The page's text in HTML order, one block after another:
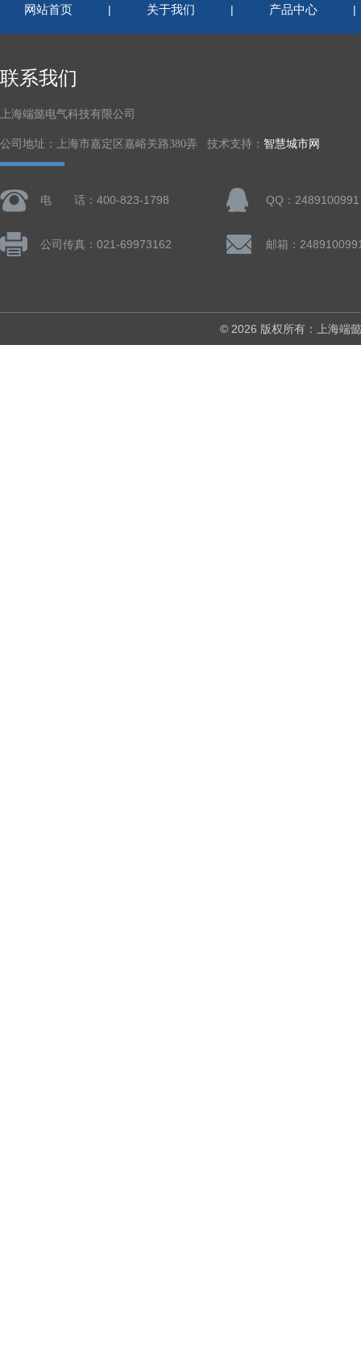
网站首页 | 关于我们 | 产品中心
联系我们
上海端懿电气科技有限公司
公司地址：上海市嘉定区嘉峪关路380弄 技术支持： 智慧城市网
电 话：400-823-1798 QQ：2489100991
公司传真：021-69973162 邮箱：
© 2026 版权所有：上海端